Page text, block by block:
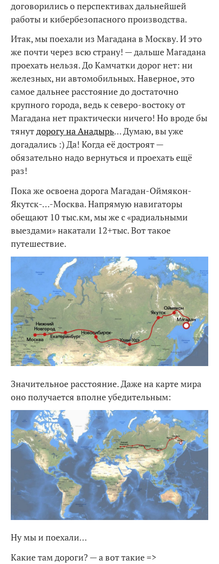
договорились о перспективах дальнейшей
работы и кибербезопасного производства.
Итак, мы поехали из Магадана в Москву. И это
же почти через всю страну! — дальше Магадана
проехать нельзя. До Камчатки дорог нет: ни
железных, ни автомобильных. Наверное, это
самое дальнее расстояние до достаточно
крупного города, ведь к северо-востоку от
Магадана нет практически ничего! Но вроде бы
тянутдорогу на Анадырь… Думаю, вы уже
догадались :) Да! Когда её достроят —
обязательно надо вернуться и проехать ещё
раз!
Пока же освоена дорога Магадан-Оймякон-
Якутск-…-Москва. Напрямую навигаторы
обещают 10 тыс.км, мы же с «радиальными
выездами» накатали 12+тыс. Вот такое
путешествие.
Значительное расстояние. Даже на карте мира
оно получается вполне убедительным:
Ну мы и поехали…
Какие там дороги? — а вот такие =>